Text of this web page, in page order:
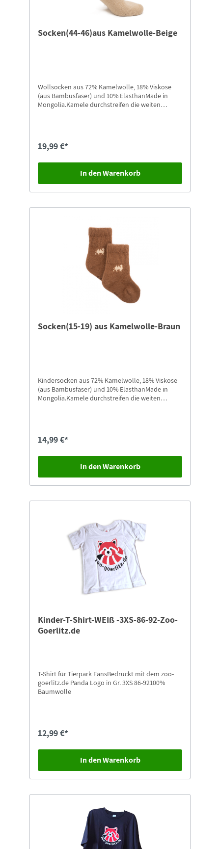
Socken(44-46)aus Kamelwolle-Beige
Wollsocken aus 72% Kamelwolle, 18% Viskose
(aus Bambusfaser) und 10% ElasthanMade in
Mongolia.Kamele durchstreifen die weiten
sehr gut vertragen.Größe: 44-46
19,99 €*
In den Warenkorb
Socken(15-19) aus Kamelwolle-Braun
Kindersocken aus 72% Kamelwolle, 18% Viskose
(aus Bambusfaser) und 10% ElasthanMade in
Mongolia.Kamele durchstreifen die weiten
sehr gut vertragen.Größe: 15-19
14,99 €*
In den Warenkorb
Kinder-T-Shirt-WEIß -3XS-86-92-Zoo-
Goerlitz.de
T-Shirt für Tierpark FansBedruckt mit dem zoo-
goerlitz.de Panda Logo in Gr. 3XS 86-92100%
Baumwolle
12,99 €*
In den Warenkorb